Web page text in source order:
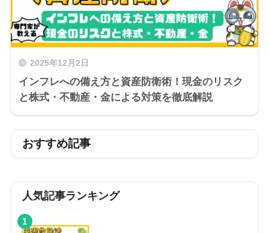
2025年12月2日
インフレへの備え方と資産防衛術！現金のリスク
と株式・不動産・金による対策を徹底解説
おすすめ記事
人気記事ランキング
1